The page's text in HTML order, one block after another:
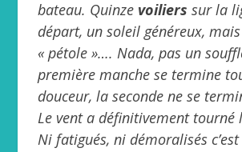
bateau. Quinze voiliers sur la
départ, un soleil généreux, mais
« pétole »…. Nada, pas un
première manche se termine
douceur, la seconde ne se
Le vent a définitivement tourné
Ni fatigués, ni démoralisés